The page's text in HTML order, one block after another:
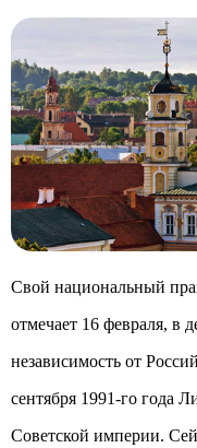
Свой национальный
отмечает 16 февраля, в
независимость от
сентября 1991-го года
Советской империи.